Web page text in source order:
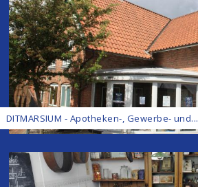
DITMARSIUM - Apotheken-, Gewerbe- und...